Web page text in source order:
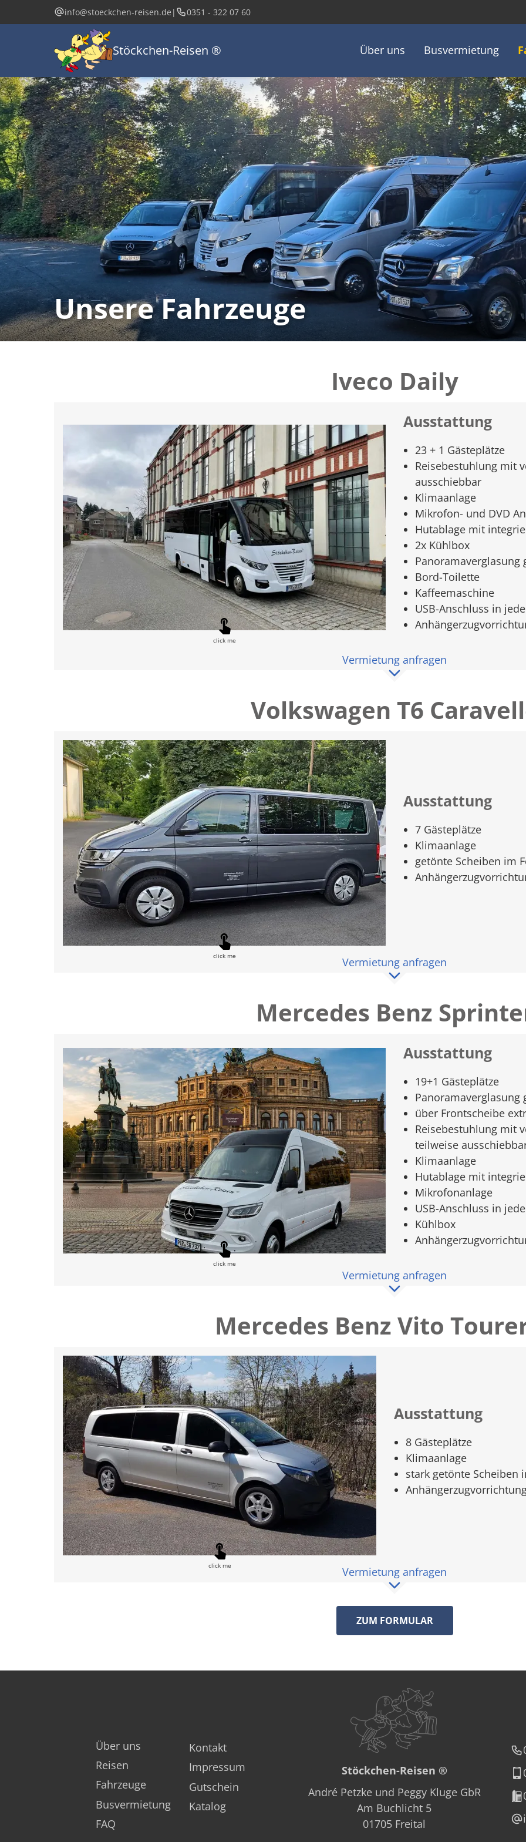
zum
info@stoeckchen-reisen.de | 0351 - 322 07 60
Stöckchen-Reisen ® Hauptnavigation
Über uns Busvermietung
Unsere Fahrzeuge
Iveco Daily
click me
Ausstattung
23 + 1 Gästeplätze
Reisebestuhlung mit
ausschiebbar
Klimaanlage
Mikrofon- und DVD
Hutablage mit
2x Kühlbox
Panoramaverglasung
Bord-Toilette
Kaffeemaschine
USB-Anschluss in
Vermietung anfragen
Volkswagen T6
click me
Ausstattung
7 Gästeplätze
Klimaanlage
getönte Scheiben im
Vermietung anfragen
Mercedes Benz
click me
Ausstattung
19+1 Gästeplätze
Panoramaverglasung
über Frontscheibe
Reisebestuhlung mit
teilweise
Klimaanlage
Hutablage mit
Mikrofonanlage
USB-Anschluss in
Kühlbox
Vermietung anfragen
Mercedes Benz Vito
click me
Ausstattung
8 Gästeplätze
Klimaanlage
stark getönte Scheiben
Vermietung anfragen
ZUM FORMULAR
Anfrage
Postleitzahl Ort
Stöckchen-Reisen ®
André Petzke und Peggy Kluge GbR
Am Buchlicht 5
01705 Freital
Fußzeile
Über uns
Reisen
Fahrzeuge
Busvermietung
FAQ
Kontakt
Impressum
Gutschein
Katalog